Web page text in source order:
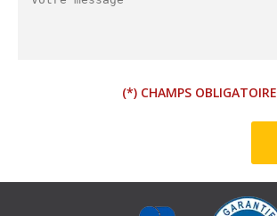
(*) CHAMPS OBLIGATOIRE